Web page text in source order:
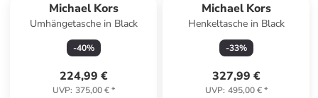
Michael Kors
Umhängetasche in Black
-40%
224,99 €
UVP: 375,00 €*
Michael Kors
Henkeltasche in Black
-33%
327,99 €
UVP: 495,00 €*